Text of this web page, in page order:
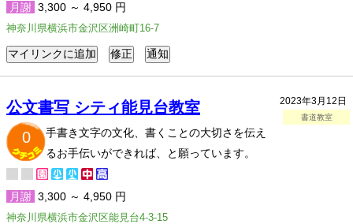
月謝 3,300 ～ 4,950 円
神奈川県横浜市金沢区洲崎町16-7
2023年3月12日
書道教室
公文書写 シティ能見台教室
0
手書き文字の文化、書くことの大切さを伝え
るお手伝いができれば、と願っています。
月謝 3,300 ～ 4,950 円
神奈川県横浜市金沢区能見台4-3-15